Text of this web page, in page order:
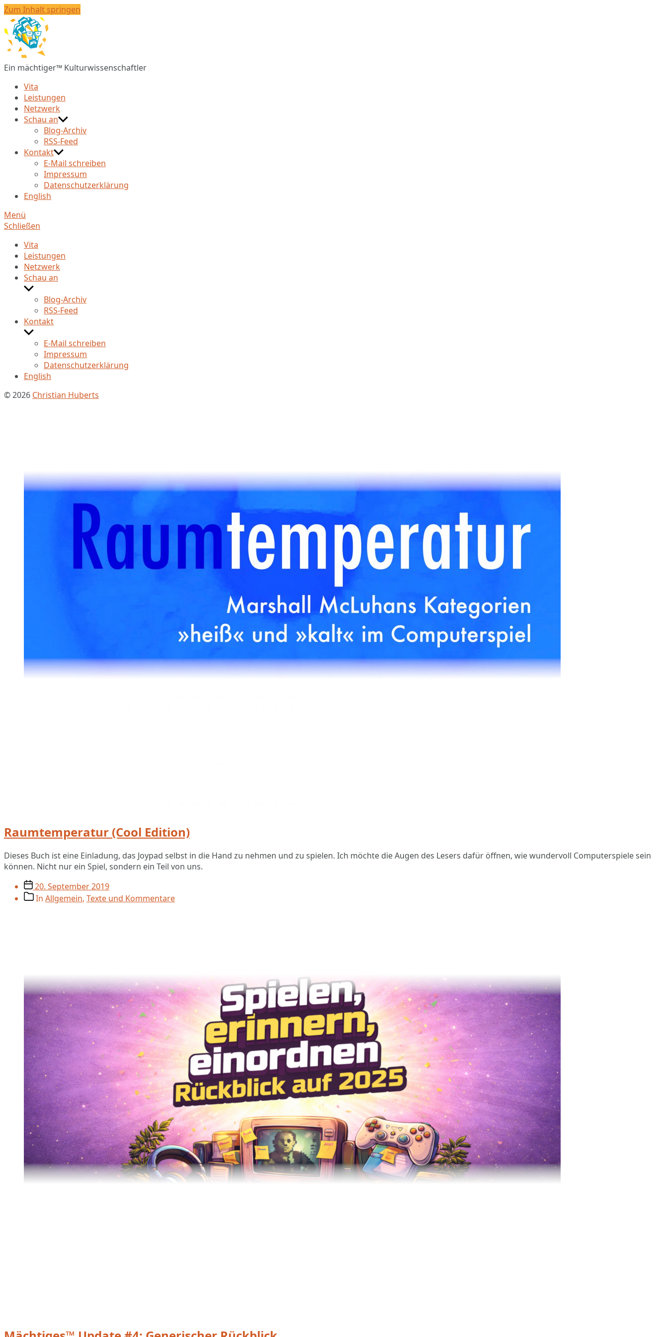
Zum Inhalt springen
Huberts
Ein mächtiger™ Kulturwissenschaftler
Vita
Leistungen
Netzwerk
Schau an
Blog-Archiv
RSS-Feed
Kontakt
E-Mail schreiben
Impressum
Datenschutzerklärung
English
Menü
Schließen
Vita
Leistungen
Netzwerk
Schau an
Untermenü
anzeigenBlog-Archiv
RSS-Feed
Kontakt
Untermenü
anzeigenE-Mail schreiben
Impressum
Datenschutzerklärung
English
© 2026 Christian Huberts
Raumtemperatur (Cool Edition)
Dieses Buch ist eine Einladung, das Joypad selbst in die Hand zu nehmen und zu spielen. Ich möchte die Augen des Lesers dafür öffnen, wie wundervoll Computerspiele sein
können. Nicht nur ein Spiel, sondern ein Teil von uns.
Veröffentlichungsdatum
20. September 2019
Beitragskategorien
In Allgemein, Texte und Kommentare